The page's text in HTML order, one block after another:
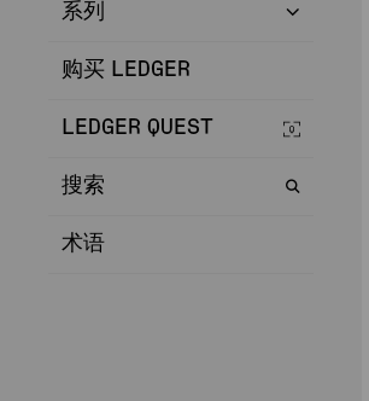
系列
购买 LEDGER
LEDGER QUEST
搜索
术语